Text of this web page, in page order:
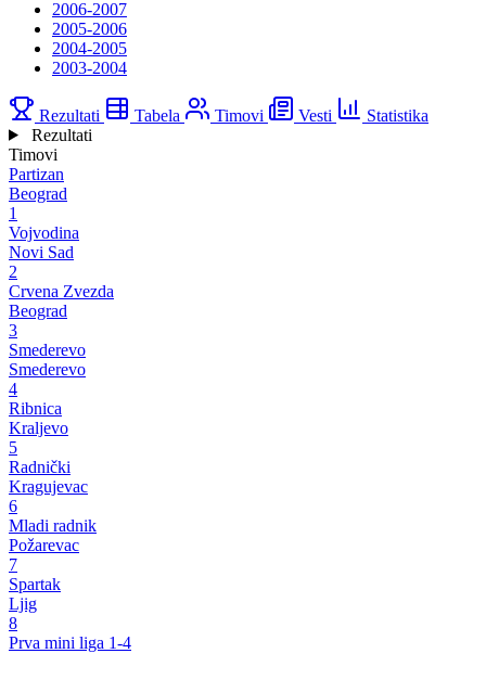
2006-2007
2005-2006
2004-2005
2003-2004
Rezultati Tabela Timovi Vesti
Statistika
Rezultati
Timovi
Partizan
Beograd
1
Vojvodina
Novi Sad
2
Crvena Zvezda
Beograd
3
Smederevo
Smederevo
4
Ribnica
Kraljevo
5
Radnički
Kragujevac
6
Mladi radnik
Požarevac
7
Spartak
Ljig
8
Prva mini liga 1-4